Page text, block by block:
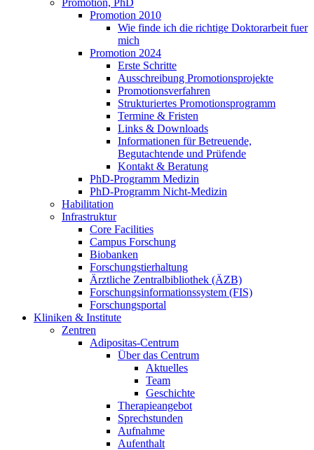
Promotion, PhD
Promotion 2010
Wie finde ich die richtige Doktorarbeit fuer
mich
Promotion 2024
Erste Schritte
Ausschreibung Promotionsprojekte
Promotionsverfahren
Strukturiertes Promotionsprogramm
Termine & Fristen
Links & Downloads
Informationen für Betreuende,
Begutachtende und Prüfende
Kontakt & Beratung
PhD-Programm Medizin
PhD-Programm Nicht-Medizin
Habilitation
Infrastruktur
Core Facilities
Campus Forschung
Biobanken
Forschungstierhaltung
Ärztliche Zentralbibliothek (ÄZB)
Forschungsinformationssystem (FIS)
Forschungsportal
Kliniken & Institute
Zentren
Adipositas-Centrum
Über das Centrum
Aktuelles
Team
Geschichte
Therapieangebot
Sprechstunden
Aufnahme
Aufenthalt